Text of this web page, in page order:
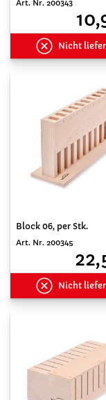
Art. Nr. 200343
Nicht
Block 06, per Stk.
Art. Nr. 200345
Nicht